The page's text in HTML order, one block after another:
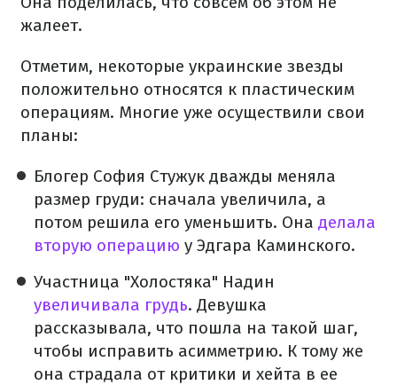
жалеет.
Отметим, некоторые украинские звезды
положительно относятся к пластическим
операциям. Многие уже осуществили свои
планы:
Блогер София Стужук дважды меняла
размер груди: сначала увеличила, а
потом решила его уменьшить. Она делала
вторую операцию у Эдгара Каминского.
Участница "Холостяка" Надин
увеличивала грудь. Девушка
рассказывала, что пошла на такой шаг,
чтобы исправить асимметрию. К тому же
она страдала от критики и хейта в ее